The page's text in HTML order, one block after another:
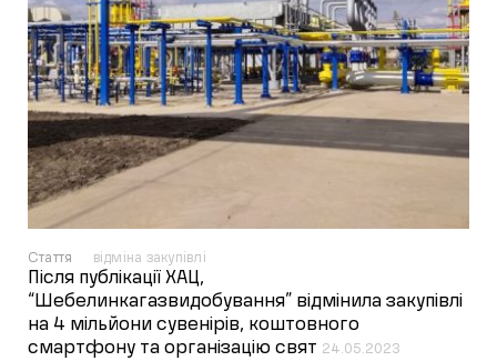
Стаття відміна закупівлі
Після публікації ХАЦ,
“Шебелинкагазвидобування” відмінила закупівлі
на 4 мільйони сувенірів, коштовного
смартфону та організацію свят 24.05.2023